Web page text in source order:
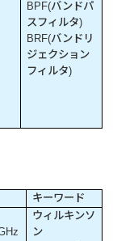
BPF(バンドパ
スフィルタ)
BRF(バンドリ
ジェクション
フィルタ)
キーワード
ウィルキンソ
ン